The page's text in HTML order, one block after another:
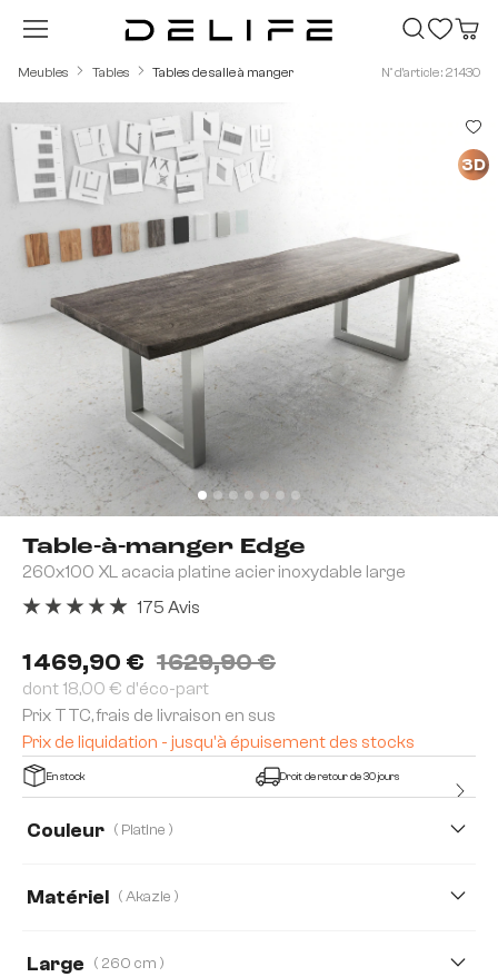
Passer au contenu principal
Meubles Tables Tables de salle à manger N° d'article : 21430
Table-à-manger Edge
260x100 XL acacia platine acier inoxydable large
1 469,90 € 1 629,90 €
dont 18,00 € d'éco-part
Prix TTC, frais de livraison en sus
Prix de liquidation - jusqu'à épuisement des stocks
175 Avis
En stock Droit de retour de 30 jours
Couleur ( Platine )
Matériel ( Akazie )
Large ( 260 cm )
Ignorer la galerie d'images
3D